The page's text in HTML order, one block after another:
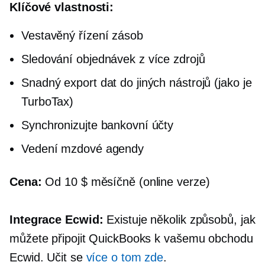
Klíčové vlastnosti:
Vestavěný řízení zásob
Sledování objednávek z více zdrojů
Snadný export dat do jiných nástrojů (jako je
TurboTax)
Synchronizujte bankovní účty
Vedení mzdové agendy
Cena: Od 10 $ měsíčně (online verze)
Integrace Ecwid: Existuje několik způsobů, jak
můžete připojit QuickBooks k vašemu obchodu
Ecwid. Učit se více o tom zde.